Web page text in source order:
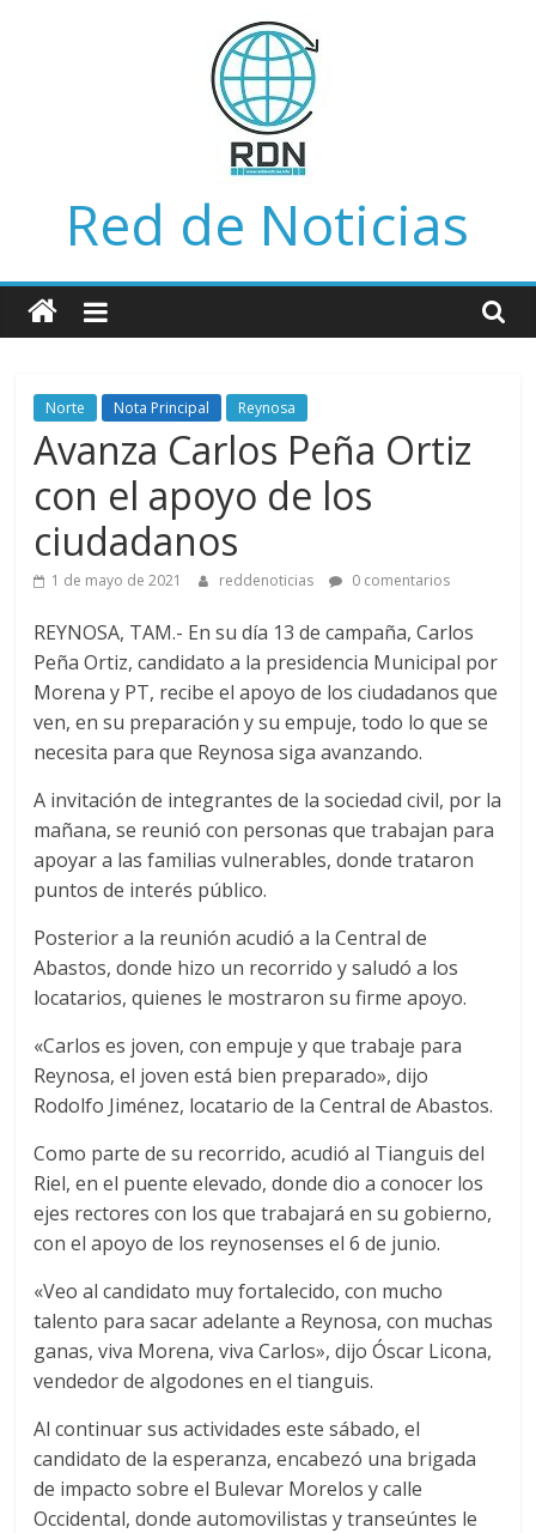
Red de Noticias
Norte Nota Principal Reynosa
Avanza Carlos Peña Ortiz
con el apoyo de los
ciudadanos
1 de mayo de 2021 reddenoticias 0 comentarios
REYNOSA, TAM.- En su día 13 de campaña, Carlos
Peña Ortiz, candidato a la presidencia Municipal por
Morena y PT, recibe el apoyo de los ciudadanos que
ven, en su preparación y su empuje, todo lo que se
necesita para que Reynosa siga avanzando.
A invitación de integrantes de la sociedad civil, por la
mañana, se reunió con personas que trabajan para
apoyar a las familias vulnerables, donde trataron
puntos de interés público.
Posterior a la reunión acudió a la Central de
Abastos, donde hizo un recorrido y saludó a los
locatarios, quienes le mostraron su firme apoyo.
«Carlos es joven, con empuje y que trabaje para
Reynosa, el joven está bien preparado», dijo
Rodolfo Jiménez, locatario de la Central de Abastos.
Como parte de su recorrido, acudió al Tianguis del
Riel, en el puente elevado, donde dio a conocer los
ejes rectores con los que trabajará en su gobierno,
con el apoyo de los reynosenses el 6 de junio.
«Veo al candidato muy fortalecido, con mucho
talento para sacar adelante a Reynosa, con muchas
ganas, viva Morena, viva Carlos», dijo Óscar Licona,
vendedor de algodones en el tianguis.
Al continuar sus actividades este sábado, el
candidato de la esperanza, encabezó una brigada
de impacto sobre el Bulevar Morelos y calle
Occidental, donde automovilistas y transeúntes le